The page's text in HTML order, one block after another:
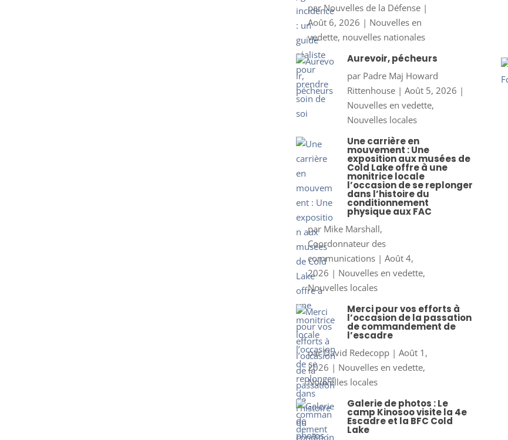
parNouvelles de la Défense|
Août 6, 2026 | Nouvelles en
vedette, nouvelles nationales
Aurevoir, pécheurs
par Padre Maj Howard
Rittenhouse| Août 5, 2026 |
Nouvelles en vedette,
Nouvelles locales
Une carrière en
mouvement : Une
exposition aux musées de
Cold Lake offre à une
monitrice locale
l’occasion de se replonger
dans l’histoire du
conditionnement
physique aux FAC
par Mike Marshall,
Coordonnateur des
communications| Août 4,
2026 | Nouvelles en vedette,
Nouvelles locales
Merci pour vos efforts à
l’occasion de la passation
de commandement de
l’escadre
parDavid Redecopp| Août 1,
2026 | Nouvelles en vedette,
Nouvelles locales
Galerie de photos : Le
camp Kinosoo visite la 4e
Escadre et la BFC Cold
Lake